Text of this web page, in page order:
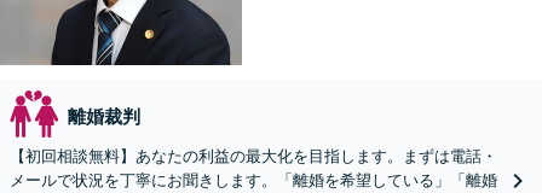
離婚裁判
【初回相談無料】あなたの利益の最大化を目指します。まずは電話・
メールで状況を丁寧にお聞きします。「離婚を希望している」「離婚